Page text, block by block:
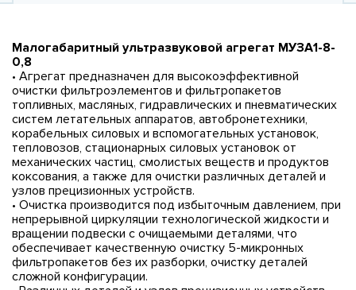
Малогабаритный ультразвуковой агрегат МУЗА1-8-
0,8
• Агрегат предназначен для высокоэффективной
очистки фильтроэлементов и фильтропакетов
топливных, масляных, гидравлических и пневматических
систем летательных аппаратов, автобронетехники,
корабельных силовых и вспомогательных установок,
тепловозов, стационарных силовых установок от
механических частиц, смолистых веществ и продуктов
коксования, а также для очистки различных деталей и
узлов прецизионных устройств.
• Очистка производится под избыточным давлением, при
непрерывной циркуляции технологической жидкости и
вращении подвески с очищаемыми деталями, что
обеспечивает качественную очистку 5-микронных
фильтропакетов без их разборки, очистку деталей
сложной конфигурации.